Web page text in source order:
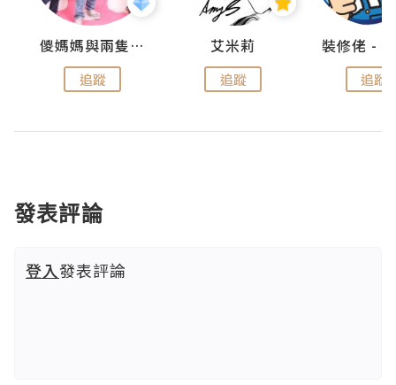
儍媽媽與兩隻小魔怪之家
追蹤
艾米莉
追蹤 追蹤
發表評論
登入發表評論